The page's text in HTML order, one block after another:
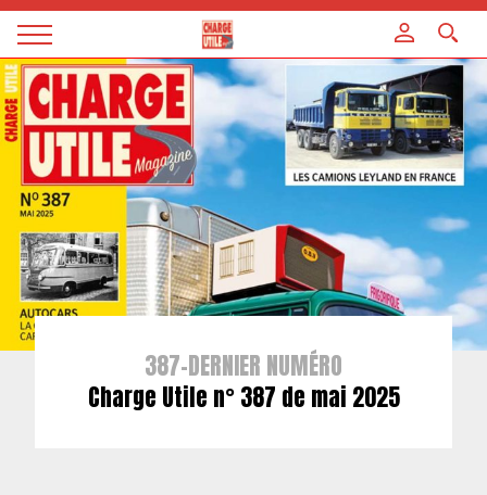
Magazine
Charge
utile
387-DERNIER NUMÉRO
Charge Utile n° 387 de mai 2025
Panneau de gestion des cookies